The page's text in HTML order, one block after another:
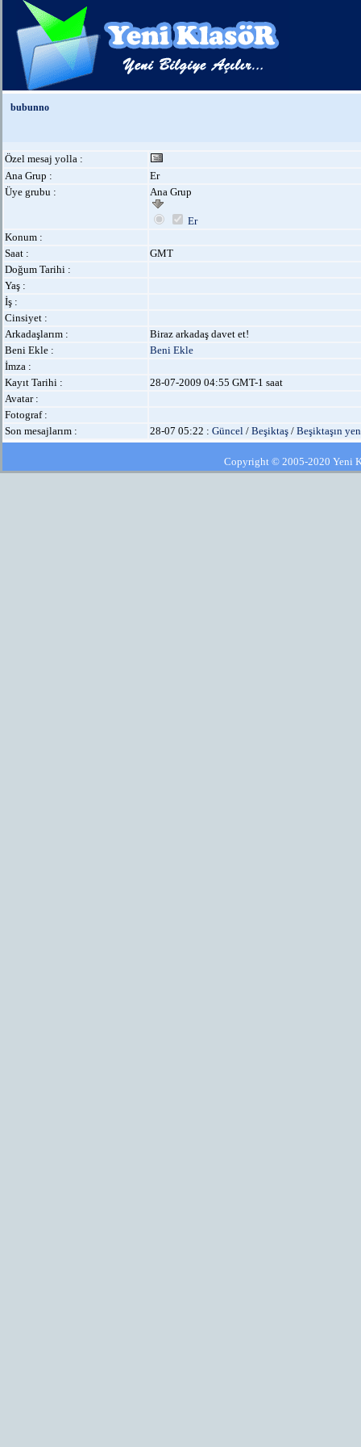
bubunno
Özel mesaj yolla :
Ana Grup :
Er
Üye grubu :
Ana Grup
Er
Konum :
Saat :
GMT
Doğum Tarihi :
Yaş :
İş :
Cinsiyet :
Arkadaşlarım :
Biraz arkadaş davet et!
Beni Ekle :
Beni Ekle
İmza :
Kayıt Tarihi :
28-07-2009 04:55 GMT-1 saat
Avatar :
Fotograf :
Son mesajlarım :
28-07 05:22 : Güncel / Beşiktaş / Beşiktaşın
Copyright © 2005-2020 Yeni